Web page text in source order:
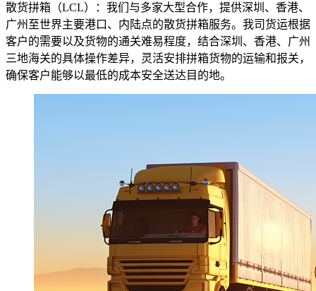
散货拼箱（LCL）：我们与多家大型合作，提供深圳、香港、
广州至世界主要港口、内陆点的散货拼箱服务。我司货运根据
客户的需要以及货物的通关难易程度，结合深圳、香港、广州
三地海关的具体操作差异，灵活安排拼箱货物的运输和报关，
确保客户能够以最低的成本安全送达目的地。